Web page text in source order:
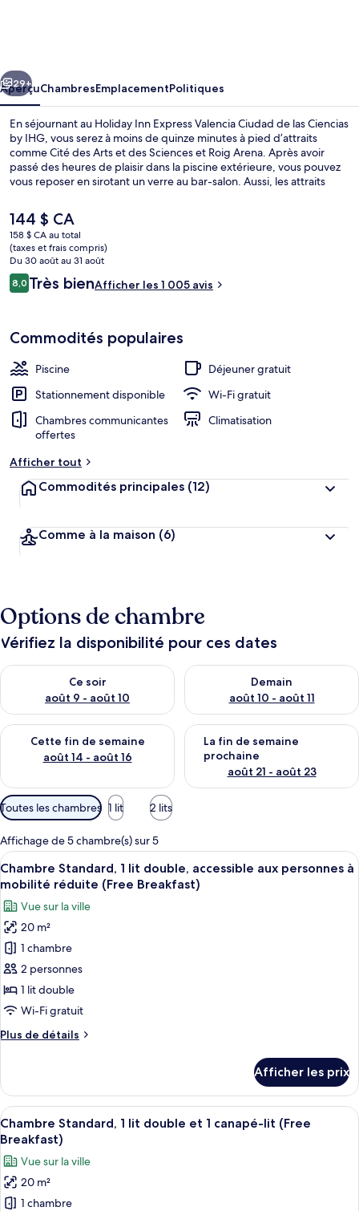
Valencia
Ciudad
de
las
Ciencias
IHG
Suivant
29+
AperçuChambresEmplacementPolitiques
En séjournant au Holiday Inn Express Valencia Ciudad de las Ciencias
by IHG, vous serez à moins de quinze minutes à pied d’attraits
comme Cité des Arts et des Sciences et Roig Arena. Après avoir
passé des heures de plaisir dans la piscine extérieure, vous pouvez
vous reposer en sirotant un verre au bar-salon. Aussi, les attraits
en voiture. Les autres voyageurs adorent le personnel serviable.
Le
prix
actuel
est
de 144 $ CA
144 $ CA
158 $ CA au total
(taxes et frais compris)
Du 30 août au 31 août
Avis
8,08,0 sur 10 –
Très bienAfficher les 1 005 avis
Commodités populaires
Piscine
Déjeuner gratuit
Stationnement disponible
Wi-Fi gratuit
Chambres communicantes
offertes
Climatisation
Afficher tout
Commodités principales (12)
Comme à la maison (6)
Options de chambre
Vérifiez la disponibilité pour ces dates
Ce soir
août 9 - août 10
Vérifier la disponibilité pour ce soir août 9 - août 10
Demain
août 10 - août 11
Vérifier la disponibilité pour
Cette fin de semaine
août 14 - août 16
Vérifier la disponibilité pour cette fin de semaine août 14 -
La fin de semaine
prochaine
août 21 - août 23
Vérifier la disponibilité pour
Filtres
disponibles
pour
les
chambres
Toutes les chambres 1 lit 2 lits
Affichage de 5 chambre(s) sur 5
Afficher
toutes
les
photos
pour
ce
type
de
chambre :
Standard,
double,
accessible
aux
personnes
à
mobilité
Une chambre d’hôtel avec un
5
Chambre Standard, 1 lit double, accessible aux personnes à
mobilité réduite (Free Breakfast)
Vue sur la ville
20 m²
1 chambre
2 personnes
1 lit double
Wi-Fi gratuit
Plus de détails
Plus
Chambre
Standard,
1
lit
accessible
aux
personnes
à
Afficher les prix
Afficher
toutes
les
photos
pour
ce
Une chambre d’hôtel avec un
5
Chambre Standard, 1 lit double et 1 canapé-lit (Free
Breakfast)
Vue sur la ville
20 m²
1 chambre